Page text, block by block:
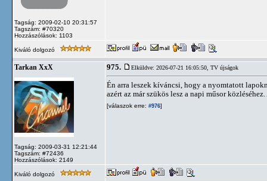
Tagság: 2009-02-10 20:31:57
Tagszám: #70320
Hozzászólások: 1103
Kiváló dolgozó
Tarkan XxX
Tagság: 2009-03-31 12:21:44
Tagszám: #72436
Hozzászólások: 2149
975. Elküldve: 2026-07-21 16:05:50, TV újságok
Én arra leszek kíváncsi, hogy a nyomtatott
azért az már szükös lesz a napi műsor
[válaszok erre: #976]
Kiváló dolgozó